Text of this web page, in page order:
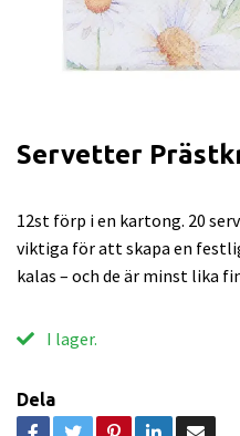
Servetter
12st förp i en kartong. 20
viktiga för att skapa en
kalas – och de är minst lika
I lager.
Dela